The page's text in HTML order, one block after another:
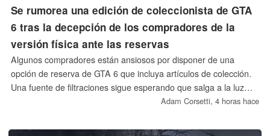
Se rumorea una edición de coleccionista de GTA
6 tras la decepción de los compradores de la
versión física ante las reservas
Algunos compradores están ansiosos por disponer de una
opción de reserva de GTA 6 que incluya artículos de colección.
Una fuente de filtraciones sigue esperando que salga a la luz
otra versión, posiblemente durante el avance ampliado de
de los juegos físicos ha quedado atrás, pero ha explicado que
Adam Corsetti, 4 horas hace